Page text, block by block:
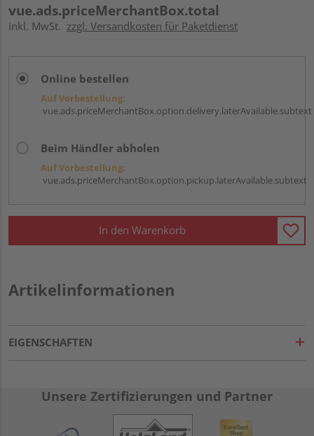
vue.ads.priceMerchantBox.total
inkl. MwSt. zzgl. Versandkosten für Paketdienst
Online bestellen
Auf Vorbestellung:
vue.ads.priceMerchantBox.option.delivery.laterAvailable.subtext
Beim Händler abholen
Auf Vorbestellung:
vue.ads.priceMerchantBox.option.pickup.laterAvailable.subtext
In den Warenkorb
Artikelinformationen
EIGENSCHAFTEN
Unsere Zertifizierungen und Partner